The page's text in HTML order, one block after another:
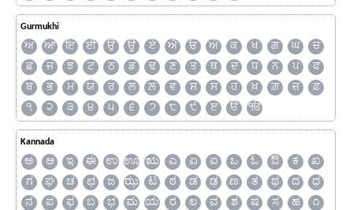
Gurmukhi
ਅ ਆ ਇ ਈ ਉ ਊ ਏ ਐ ਓ ਔ ਕ ਖ ਗ ਘ
ਚ
ਛ
ਜ ਝ ਟ ਠ ਡ ਢ ਣ ਤ ਥ ਦ ਧ ਨ ਪ
ਫ
ਬ
ਭ ਮ ਯ ਰ ਲ ਲ਼ ਵ ਸ਼ ਸ ਹ ਖ਼ ਗ਼ ਜ਼
ਫ਼
੧
੨ ੩ ੪ ੫ ੬ ੭ ੮ ੯ ੲ ੳ ੴ
Kannada
ಅ ಆ ಇ ಈ ಉ ಊ ಋ ಎ ಏ ಐ ಒ ಓ ಔ ಕ
ಖ
ಗ
ಘ ಚ ಛ ಜ ಝ ಟ ಠ ಡ ಢ ಣ ತ ಥ ದ
ಧ
ನ
ಪ ಫ ಬ ಭ ಮ ಯ ರ ಲ ವ ಶ ಷ ಸ ಹ ೧